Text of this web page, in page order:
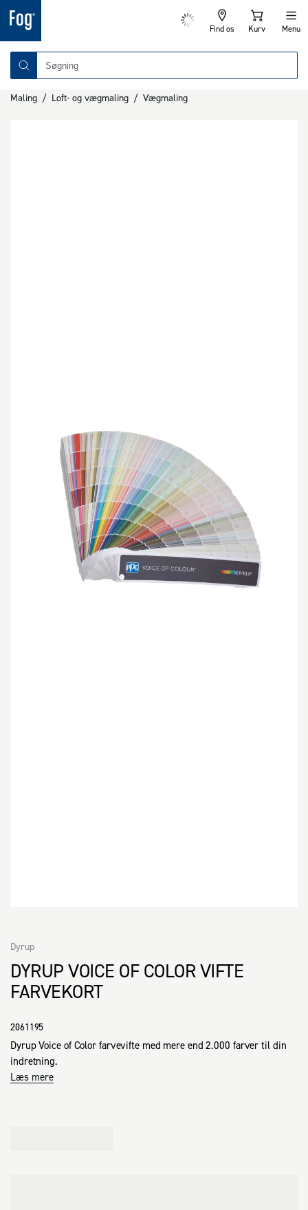
Find os Kurv Menu
Maling / Loft- og vægmaling / Vægmaling
DYRUP VOICE OF COLOR VIFTE
FARVEKORT
Dyrup
2061195
Dyrup Voice of Color farvevifte med mere end 2.000 farver til din
indretning.
Læs mere